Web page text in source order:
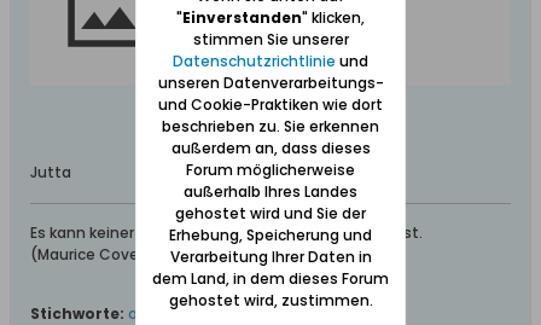
Jutta
Es kann keiner gerecht sein, der nicht menschlich ist.
(Maurice Cove de Murville) Französischer Politiker
Stichworte: ostpreußen wolfskinder
"Einverstanden" klicken,
stimmen Sie unserer
Datenschutzrichtlinie und
unseren Datenverarbeitungs-
und Cookie-Praktiken wie dort
beschrieben zu. Sie erkennen
außerdem an, dass dieses
Forum möglicherweise
außerhalb Ihres Landes
gehostet wird und Sie der
Erhebung, Speicherung und
Verarbeitung Ihrer Daten in
dem Land, in dem dieses Forum
gehostet wird, zustimmen.